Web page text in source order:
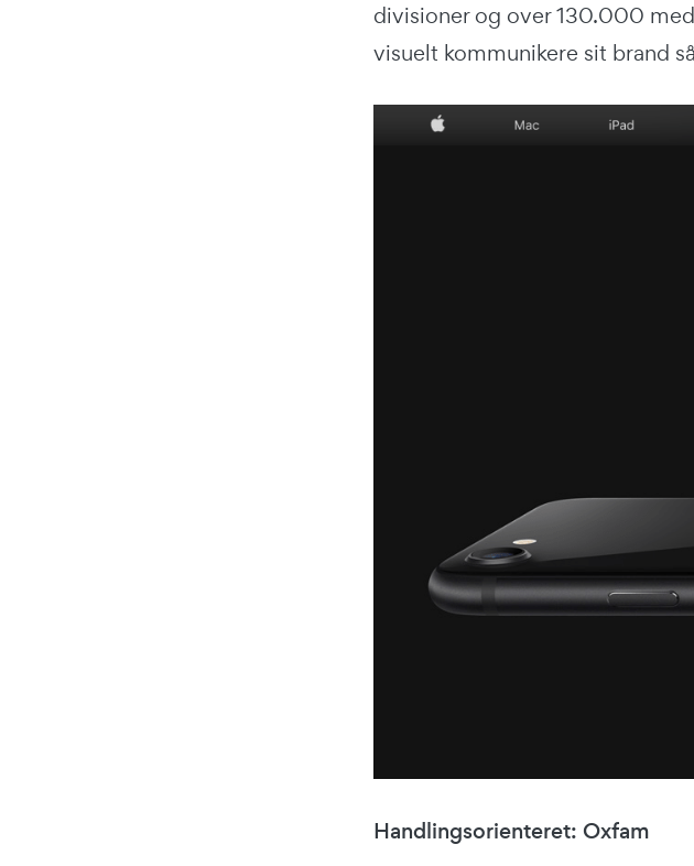
divisioner og over 130.000
visuelt kommunikere sit brand
Handlingsorienteret: Oxfam